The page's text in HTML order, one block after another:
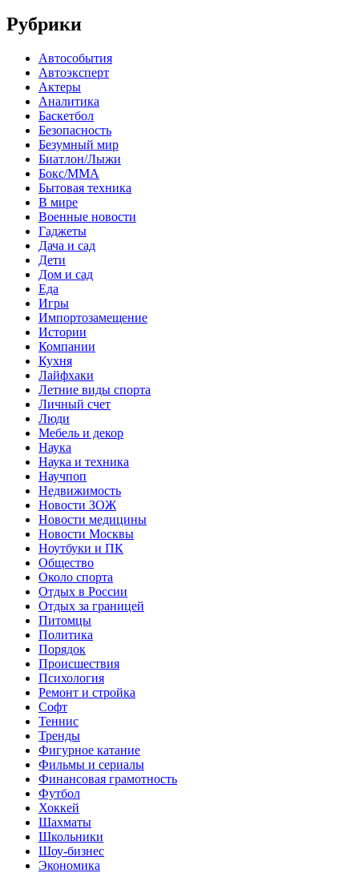
Рубрики
Автособытия
Автоэксперт
Актеры
Аналитика
Баскетбол
Безопасность
Безумный мир
Биатлон/Лыжи
Бокс/MMA
Бытовая техника
В мире
Военные новости
Гаджеты
Дача и сад
Дети
Дом и сад
Еда
Игры
Импортозамещение
Истории
Компании
Кухня
Лайфхаки
Летние виды спорта
Личный счет
Люди
Мебель и декор
Наука
Наука и техника
Научпоп
Недвижимость
Новости ЗОЖ
Новости медицины
Новости Москвы
Ноутбуки и ПК
Общество
Около спорта
Отдых в России
Отдых за границей
Питомцы
Политика
Порядок
Происшествия
Психология
Ремонт и стройка
Софт
Теннис
Тренды
Фигурное катание
Фильмы и сериалы
Финансовая грамотность
Футбол
Хоккей
Шахматы
Школьники
Шоу-бизнес
Экономика